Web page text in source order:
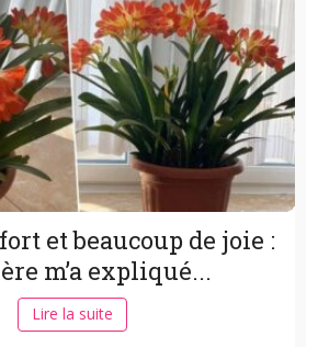
et beaucoup de joie :
m’a expliqué...
Lire la suite